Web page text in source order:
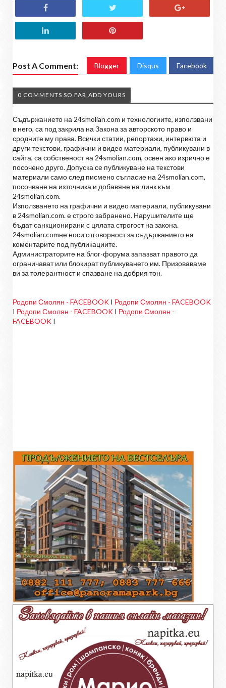
Post A Comment: Blogger Disqus Facebook
0 COMMENTS SO FAR,ADD YOURS
Съдържанието на 24smolian.com и технологиите, използвани
в него, са под закрила на Закона за авторското право и
сродните му права. Всички статии, репортажи, интервюта и
други текстови, графични и видео материали, публикувани в
сайта, са собственост на 24smolian.com, освен ако изрично е
посочено друго. Допуска се публикуване на текстови
материали само след писмено съгласие на 24smolian.com,
посочване на източника и добавяне на линк към
24smolian.com.
Използването на графични и видео материали, публикувани
в 24smolian.com. е строго забранено. Нарушителите ще
бъдат санкционирани с цялата строгост на закона.
24smolian.comне носи отговорност за съдържанието на
коментарите под публикациите.
Администраторите на блог-форума запазват правото да
ограничават или блокират публикуването им. Призоваваме
ви за толерантност и спазване на добрия тон.
Родопи Смолян - FACEBOOK I Родопи Смолян - FACEBOOK
I Родопи Смолян - FACEBOOK I Родопи Смолян -
FACEBOOK I